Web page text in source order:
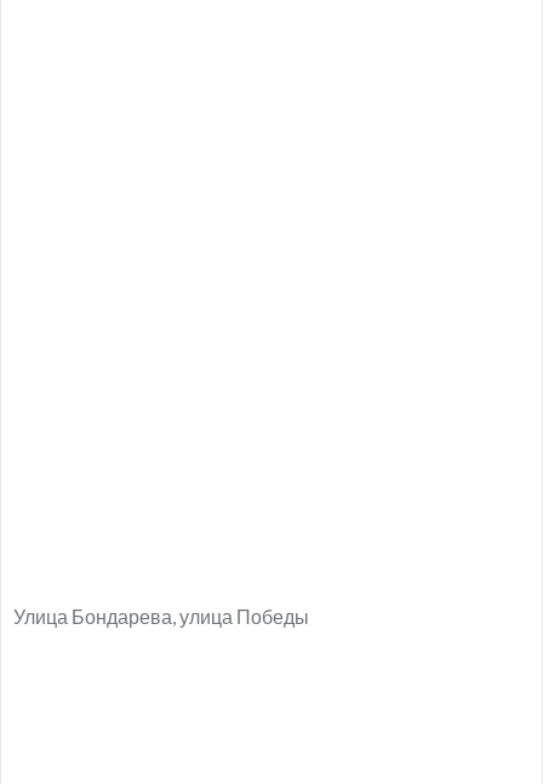
Улица Бондарева, улица Победы